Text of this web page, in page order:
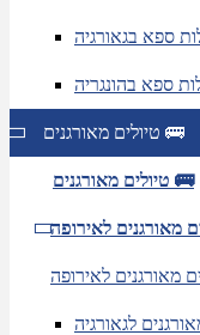
ספא בגאורגיה
ספא בהונגריה
טיולים מאורגנים 🚌
טיולים מאורגנים 🚌
מאורגנים לאירופה
מאורגנים לאירופה
לגאורגיה